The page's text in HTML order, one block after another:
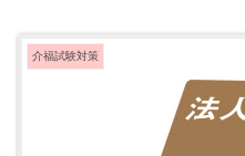
介福試験対策